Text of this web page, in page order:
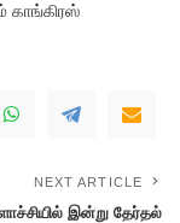
காங்கிரஸ்
NEXT ARTICLE
இன்று தேர்தல்